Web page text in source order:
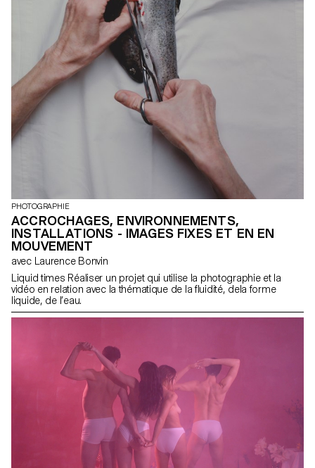
PHOTOGRAPHIE
ACCROCHAGES, ENVIRONNEMENTS,
INSTALLATIONS - IMAGES FIXES ET EN EN
MOUVEMENT
avec Laurence Bonvin
Liquid times Réaliser un projet qui utilise la photographie et la
vidéo en relation avec la thématique de la fluidité, dela forme
liquide, de l’eau.